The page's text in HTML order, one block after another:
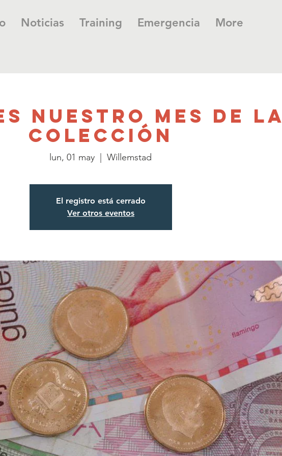
Noticias Training Emergencia More
nuestro mes de la
colección
lun, 01 may
  |
Willemstad
El registro está cerrado
Ver otros eventos